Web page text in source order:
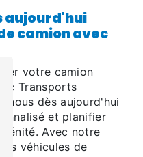
aujourd'hui
camion avec
votre camion
Transports
nous dès aujourd'hui
et planifier
Avec notre
véhicules de